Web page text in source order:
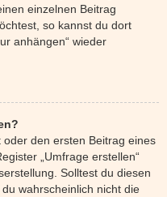
einzelnen Beitrag
so kannst du dort
anhängen“ wieder
den ersten Beitrag eines
„Umfrage erstellen“
Solltest du diesen
wahrscheinlich nicht die